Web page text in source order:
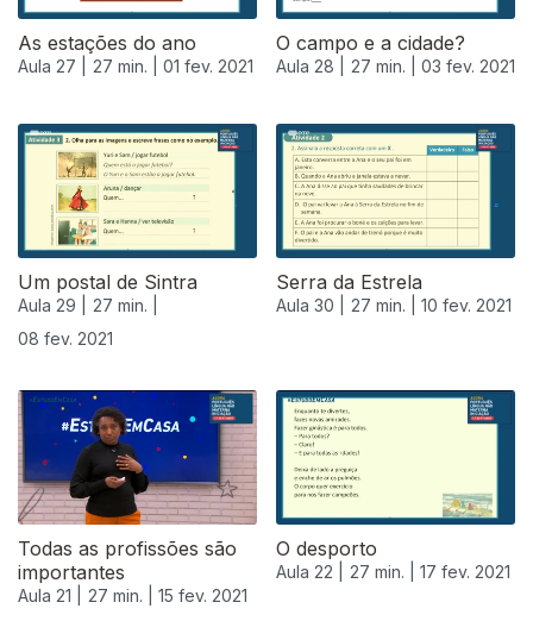
As estações do ano
Aula 27 | 27 min. | 01 fev. 2021
O campo e a cidade?
Aula 28 | 27 min. | 03 fev. 2021
Um postal de Sintra
Aula 29 |
27 min. |
08 fev. 2021
Serra da Estrela
Aula 30 | 27 min. | 10 fev. 2021
Todas as profissões são
importantes
Aula 21 | 27 min. | 15 fev. 2021
O desporto
Aula 22 | 27 min. | 17 fev. 2021